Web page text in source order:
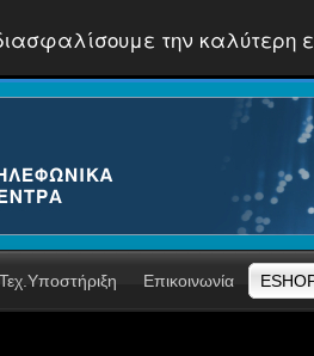
την καλύτερη
Τεχ.Υποστήριξη Επικοινωνία